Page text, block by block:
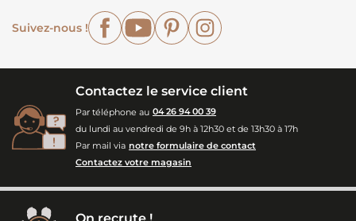
Suivez-nous !
FacebookYouTubePinterest
Contactez le service client
Par téléphone au 04 26 94 00 39
du lundi au vendredi de 9h à 12h30 et de 13h30 à 17h
Par mail via notre formulaire de contact
Contactez votre magasin